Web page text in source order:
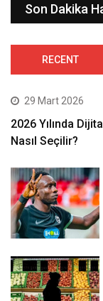
Son Dakika
RECENT
29 Mart 2026
2026 Yılında
Nasıl Seçilir?